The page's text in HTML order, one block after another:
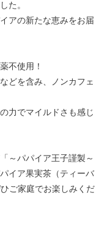
た。
アの新たな恵みをお届
不使用！
どを含み、ノンカフェ
力でマイルドさも感じ
～パパイア王子謹製～
イア果実茶（ティーバ
ご家庭でお楽しみくだ